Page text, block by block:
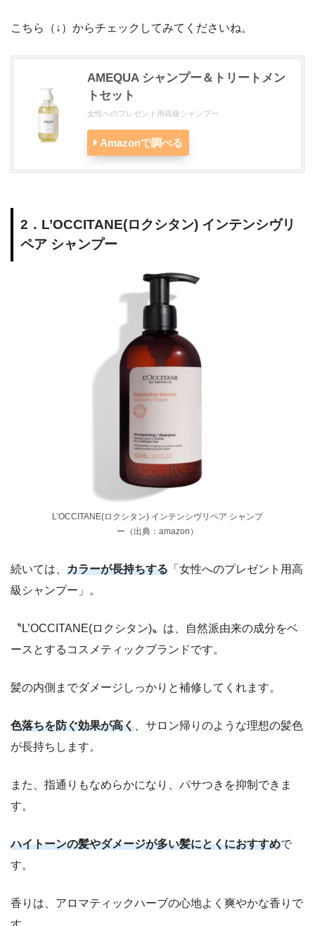
こちら（↓）からチェックしてみてくださいね。
AMEQUA シャンプー＆トリートメン
トセット
女性へのプレゼント用高級シャンプー
Amazonで調べる
2．L’OCCITANE(ロクシタン) インテンシヴリ
ペア シャンプー
L’OCCITANE(ロクシタン) インテンシヴリペア シャンプ
ー（出典：amazon）
続いては、 カラーが長持ちする 「女性へのプレゼント用高
級シャンプー」。
〝L’OCCITANE(ロクシタン)〟は、自然派由来の成分をベ
ースとするコスメティックブランドです。
髪の内側までダメージしっかりと補修してくれます。
色落ちを防ぐ効果が高く 、サロン帰りのような理想の髪色
が長持ちします。
また、指通りもなめらかになり、パサつきを抑制できま
す。
ハイトーンの髪やダメージが多い髪にとくにおすすめで
す。
香りは、アロマティックハーブの心地よく爽やかな香りで